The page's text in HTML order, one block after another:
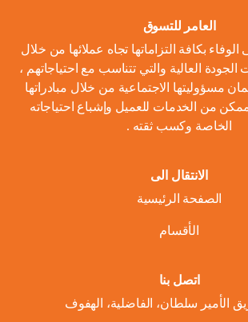
العامر للتسوق
بكافة التزاماتها تجاه عملائها من خلال
الجودة العالية والتي تتناسب مع احتياجاتهم ،
مسؤوليتها الاجتماعية من خلال مبادراتها
ممكن من الخدمات للعميل وإشباع احتياجاته
الخاصة وكسب ثقته .
الانتقال الى
الصفحة الرئيسية
الأقسام
اتصل بنا
الأمير سلطان، الفاضلية، الهفوف